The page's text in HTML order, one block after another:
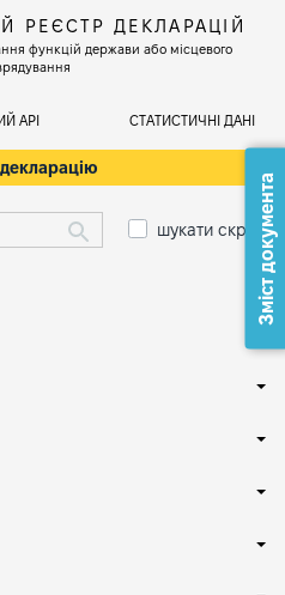
РЕЄСТР ДЕКЛАРАЦІЙ
функцій держави або місцевого
АРІ СТАТИСТИЧНІ ДАНІ
шукати скрізьЗміст документа